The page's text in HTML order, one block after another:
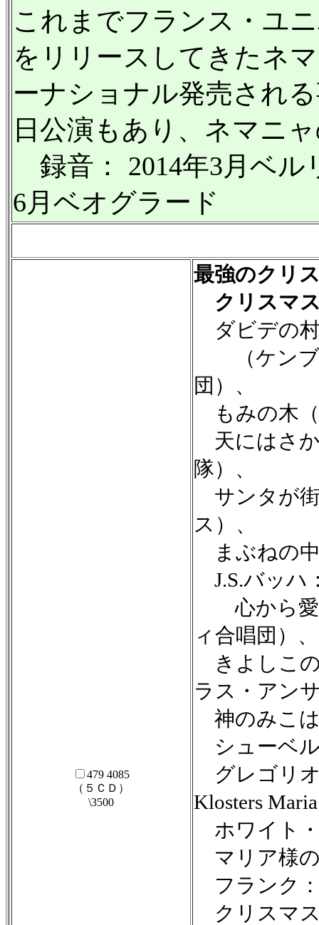
これまでフランス・ユ
をリリースしてきたネ
ーナショナル発売され
日公演もあり、ネマニ
録音： 2014年3月ベル
6月ベオグラード
479 4085
（５ＣＤ）
\3500
最強のクリ
クリスマ
ダビデの
（ケンブ
団）、
もみの木（
天にはさか
隊）、
サンタが
ス）、
まぶねの
J.S.バッハ
心から愛
ィ合唱団）、
きよしこ
ラス・アン
神のみこ
シューベル
グレゴリオ
Klosters
ホワイト
マリア様の
フランク：
クリスマス